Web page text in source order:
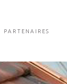
PARTENAIRES